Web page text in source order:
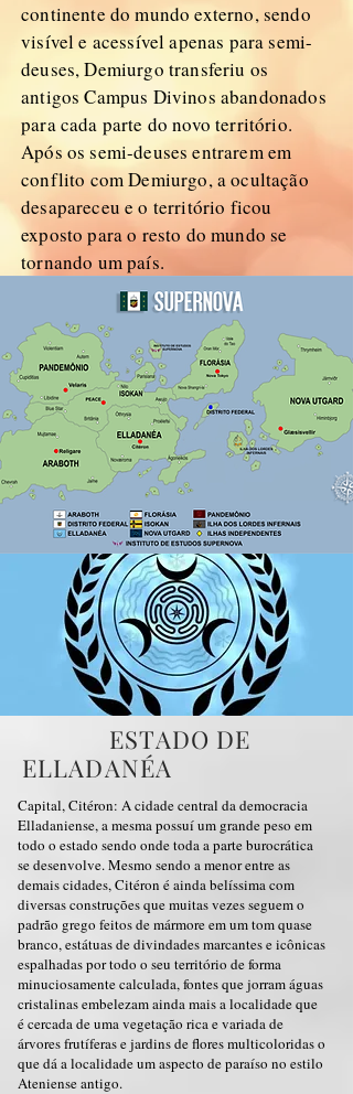
continente do mundo externo, sendo
visível e acessível apenas para semi-
deuses, Demiurgo transferiu os
antigos Campus Divinos abandonados
para cada parte do novo território.
Após os semi-deuses entrarem em
conflito com Demiurgo, a ocultação
desapareceu e o território ficou
exposto para o resto do mundo se
tornando um país.
ESTADO DE
ELLADANÉA
Capital, Citéron: A cidade central da democracia
Elladaniense, a mesma possuí um grande peso em
todo o estado sendo onde toda a parte burocrática
se desenvolve. Mesmo sendo a menor entre as
demais cidades, Citéron é ainda belíssima com
diversas construções que muitas vezes seguem o
padrão grego feitos de mármore em um tom quase
branco, estátuas de divindades marcantes e icônicas
espalhadas por todo o seu território de forma
minuciosamente calculada, fontes que jorram águas
cristalinas embelezam ainda mais a localidade que
é cercada de uma vegetação rica e variada de
árvores frutíferas e jardins de flores multicoloridas o
que dá a localidade um aspecto de paraíso no estilo
Ateniense antigo.